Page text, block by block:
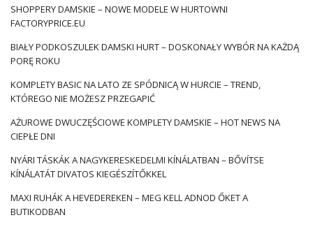
gyakorlatilag minden alkalomra elérik őket, és hivatalos
kirándulásokra is indulnak. Ezért olyan fontos, hogy
ügyfeleinek hozzáférést biztosítson érdekes ruhákhoz,
amelyek teljes mértékben megfelelnek az igényeiknek. Ha
előre meg szeretné tervezni új kollekcióját a következő
szezonra, mindenképpen ellenőrizzeMi szerepel a farmer
kollekcióban a nagykereskedelemben
oldalon. Ennek köszönhetően könnyebb lesz megtervezni a
következő kirakatokat, és folyamatosan reagálni a boltok
Farmer kollekció
nagykereskedelemben – divatos
választás
SHOPPERY DAMSKIE – NOWE MODELE W HURTOWNI
FACTORYPRICE.EU
BIAŁY PODKOSZULEK DAMSKI HURT – DOSKONAŁY WYBÓR NA KAŻDĄ
PORĘ ROKU
KOMPLETY BASIC NA LATO ZE SPÓDNICĄ W HURCIE – TREND,
KTÓREGO NIE MOŻESZ PRZEGAPIĆ
AŻUROWE DWUCZĘŚCIOWE KOMPLETY DAMSKIE – HOT NEWS NA
CIEPŁE DNI
NYÁRI TÁSKÁK A NAGYKERESKEDELMI KÍNÁLATBAN – BŐVÍTSE
KÍNÁLATÁT DIVATOS KIEGÉSZÍTŐKKEL
MAXI RUHÁK A HEVEDEREKEN – MEG KELL ADNOD ŐKET A
BUTIKODBAN